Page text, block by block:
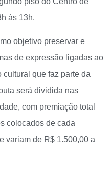
às 13h.
objetivo preservar e
de expressão ligadas ao
cultural que faz parte da
será dividida nas
com premiação total
colocados de cada
variam de R$ 1.500,00 a